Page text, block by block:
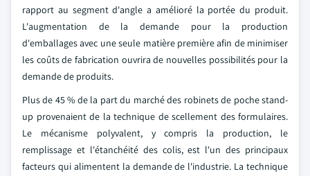
rapport au segment d'angle a amélioré la portée du produit.
L'augmentation de la demande pour la production
d'emballages avec une seule matière première afin de minimiser
les coûts de fabrication ouvrira de nouvelles possibilités pour la
demande de produits.
Plus de 45 % de la part du marché des robinets de poche stand-
up provenaient de la technique de scellement des formulaires.
Le mécanisme polyvalent, y compris la production, le
remplissage et l'étanchéité des colis, est l'un des principaux
facteurs qui alimentent la demande de l'industrie. La technique